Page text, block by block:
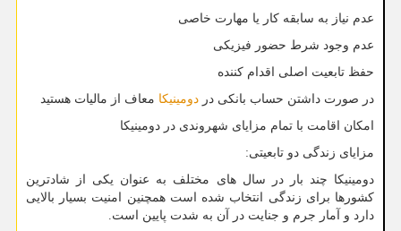
عدم نیاز به سابقه کار یا مهارت خاصی
عدم وجود شرط حضور فیزیکی
حفظ تابعیت اصلی اقدام کننده
در صورت داشتن حساب بانکی در دومینیکا معاف از مالیات هستید
امکان اقامت با تمام مزایای شهروندی در دومینیکا
مزایای زندگی دو تابعیتی:
دومینیکا چند بار در سال های مختلف به عنوان یکی از شادترین
کشورها برای زندگی انتخاب شده است همچنین امنیت بسیار بالایی
دارد و آمار جرم و جنایت در آن به شدت پایین است.